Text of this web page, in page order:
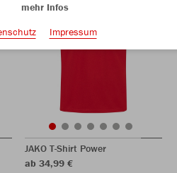
JAKO T-Shirt Power
ab 34,99 €
mehr Infos
Impressum